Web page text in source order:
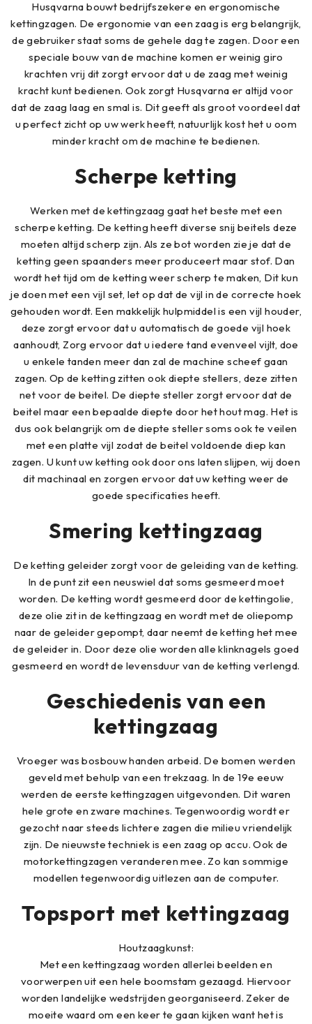
Husqvarna bouwt bedrijfszekere en ergonomische
kettingzagen. De ergonomie van een zaag is erg belangrijk,
de gebruiker staat soms de gehele dag te zagen. Door een
speciale bouw van de machine komen er weinig giro
krachten vrij dit zorgt ervoor dat u de zaag met weinig
kracht kunt bedienen. Ook zorgt Husqvarna er altijd voor
dat de zaag laag en smal is. Dit geeft als groot voordeel dat
u perfect zicht op uw werk heeft, natuurlijk kost het u oom
minder kracht om de machine te bedienen.
Scherpe ketting
Werken met de kettingzaag gaat het beste met een
scherpe ketting. De ketting heeft diverse snij beitels deze
moeten altijd scherp zijn. Als ze bot worden zie je dat de
ketting geen spaanders meer produceert maar stof. Dan
wordt het tijd om de ketting weer scherp te maken, Dit kun
je doen met een vijl set, let op dat de vijl in de correcte hoek
gehouden wordt. Een makkelijk hulpmiddel is een vijl houder,
deze zorgt ervoor dat u automatisch de goede vijl hoek
aanhoudt, Zorg ervoor dat u iedere tand evenveel vijlt, doe
u enkele tanden meer dan zal de machine scheef gaan
zagen. Op de ketting zitten ook diepte stellers, deze zitten
net voor de beitel. De diepte steller zorgt ervoor dat de
beitel maar een bepaalde diepte door het hout mag. Het is
dus ook belangrijk om de diepte steller soms ook te veilen
met een platte vijl zodat de beitel voldoende diep kan
zagen. U kunt uw ketting ook door ons laten slijpen, wij doen
dit machinaal en zorgen ervoor dat uw ketting weer de
goede specificaties heeft.
Smering kettingzaag
De ketting geleider zorgt voor de geleiding van de ketting.
In de punt zit een neuswiel dat soms gesmeerd moet
worden. De ketting wordt gesmeerd door de kettingolie,
deze olie zit in de kettingzaag en wordt met de oliepomp
naar de geleider gepompt, daar neemt de ketting het mee
de geleider in. Door deze olie worden alle klinknagels goed
gesmeerd en wordt de levensduur van de ketting verlengd.
Geschiedenis van een
kettingzaag
Vroeger was bosbouw handen arbeid. De bomen werden
geveld met behulp van een trekzaag. In de 19e eeuw
werden de eerste kettingzagen uitgevonden. Dit waren
hele grote en zware machines. Tegenwoordig wordt er
gezocht naar steeds lichtere zagen die milieu vriendelijk
zijn. De nieuwste techniek is een zaag op accu. Ook de
motorkettingzagen veranderen mee. Zo kan sommige
modellen tegenwoordig uitlezen aan de computer.
Topsport met kettingzaag
Houtzaagkunst:
Met een kettingzaag worden allerlei beelden en
voorwerpen uit een hele boomstam gezaagd. Hiervoor
worden landelijke wedstrijden georganiseerd. Zeker de
moeite waard om een keer te gaan kijken want het is